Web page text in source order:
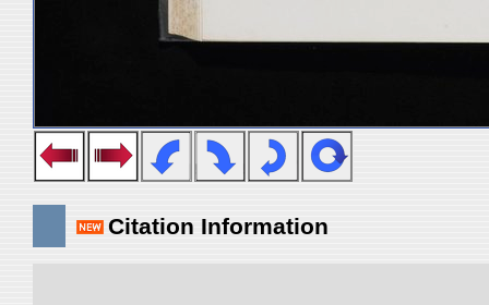
Citation Information